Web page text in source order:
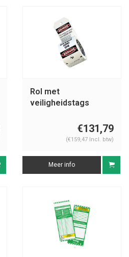
Rol met
veiligheidstags
€131,79
(€159,47 Incl. btw)
Meer info